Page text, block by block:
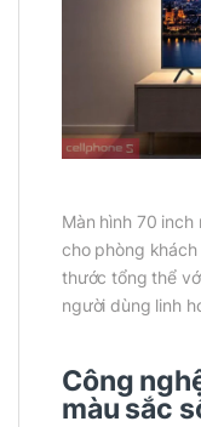
Màn hình 70
cho phòng
thước tổng thể
người dùng linh
Công
màu sắc